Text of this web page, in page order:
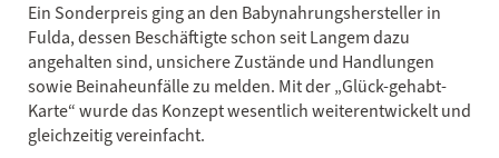
Ein Sonderpreis ging an den Babynahrungshersteller in
Fulda, dessen Beschäftigte schon seit Langem dazu
angehalten sind, unsichere Zustände und Handlungen
sowie Beinaheunfälle zu melden. Mit der „Glück-gehabt-
Karte“ wurde das Konzept wesentlich weiterentwickelt und
gleichzeitig vereinfacht.